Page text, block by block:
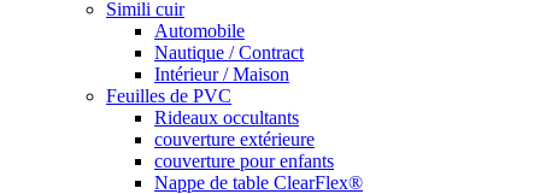
Simili cuir
Automobile
Nautique / Contract
Intérieur / Maison
Feuilles de PVC
Rideaux occultants
couverture extérieure
couverture pour enfants
Nappe de table ClearFlex®